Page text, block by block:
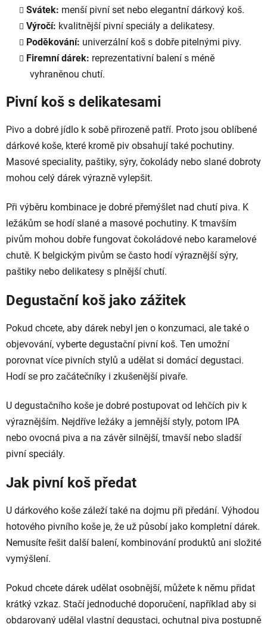
Svátek: menší pivní set nebo elegantní dárkový koš.
Výročí: kvalitnější pivní speciály a delikatesy.
Poděkování: univerzální koš s dobře pitelnými pivy.
Firemní dárek: reprezentativní balení s méně
vyhraněnou chutí.
Pivní koš s delikatesami
Pivo a dobré jídlo k sobě přirozeně patří. Proto jsou oblíbené
dárkové koše, které kromě piv obsahují také pochutiny.
Masové speciality, paštiky, sýry, čokolády nebo slané dobroty
mohou celý dárek výrazně vylepšit.
Při výběru kombinace je dobré přemýšlet nad chutí piva. K
ležákům se hodí slané a masové pochutiny. K tmavším
pivům mohou dobře fungovat čokoládové nebo karamelové
chutě. K belgickým pivům se často hodí výraznější sýry,
paštiky nebo delikatesy s plnější chutí.
Degustační koš jako zážitek
Pokud chcete, aby dárek nebyl jen o konzumaci, ale také o
objevování, vyberte degustační pivní koš. Ten umožní
porovnat více pivních stylů a udělat si domácí degustaci.
Hodí se pro začátečníky i zkušenější pivaře.
U degustačního koše je dobré postupovat od lehčích piv k
výraznějším. Nejdříve ležáky a jemnější styly, potom IPA
nebo ovocná piva a na závěr silnější, tmavší nebo sladší
pivní speciály.
Jak pivní koš předat
U dárkového koše záleží také na dojmu při předání. Výhodou
hotového pivního koše je, že už působí jako kompletní dárek.
Nemusíte řešit další balení, kombinování produktů ani složité
vymýšlení.
Pokud chcete dárek udělat osobnější, můžete k němu přidat
krátký vzkaz. Stačí jednoduché doporučení, například aby si
obdarovaný udělal vlastní degustaci, ochutnal piva postupně